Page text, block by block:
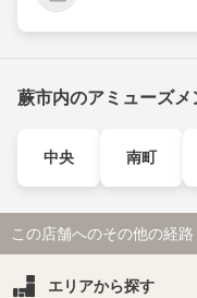
蕨市内のアミューズ
中央 南町
この店舗へのその他の経路
エリアから探す